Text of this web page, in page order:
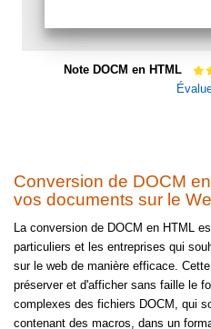
Note DOCM en HTML
Conversion de DOCM
vos documents sur le
La conversion de DOCM en HTML
particuliers et les entreprises qui
sur le web de manière efficace.
préserver et d'afficher sans faille le
complexes des fichiers DOCM, qui
contenant des macros, dans un